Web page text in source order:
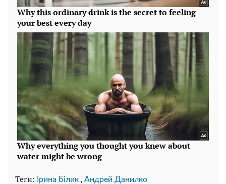
Теги: Ірина Білик , Андрей Данилко